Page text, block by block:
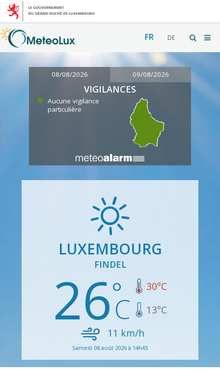
FR DE
08/08/2026 09/08/2026
VIGILANCES
Aucune vigilance
particulière
LUXEMBOURG
FINDEL
26 30°C
13°C
11 km/h
Samedi 08 août 2026 à 14h45